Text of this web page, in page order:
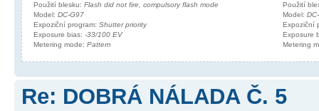
Použití blesku: Flash did not fire, compulsory flash mode
Model: DC-G97
Expoziční program: Shutter priority
Exposure bias: -33/100 EV
Metering mode: Pattern
Použití
Model:
Expoziční
Exposure
Metering
Re: DOBRÁ NÁLADA Č. 5